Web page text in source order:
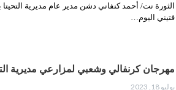
الثورة نت/ أحمد كنفاني دشن مدير عام مديرية
فتيني اليوم…
مهرجان كرنفالي وشعبي لمزارعي مديرية
يوليو 18, 2023